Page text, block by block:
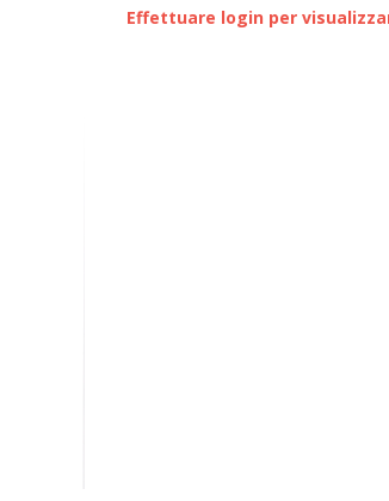
Effettuare login per